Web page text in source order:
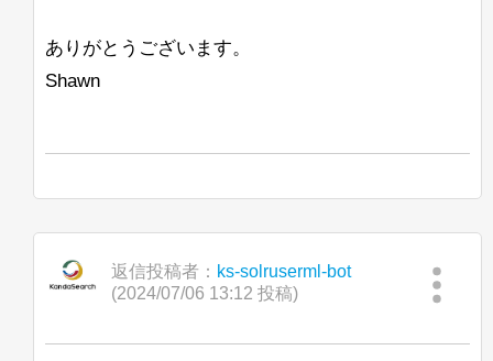
ありがとうございます。
Shawn
返信投稿者： ks-solruserml-bot
(2024/07/06 13:12 投稿)